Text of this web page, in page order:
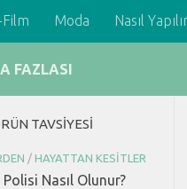
Moda Nasıl
FAZLASI
TAVSIYESI
/ HAYATTAN KESITLER
Nasıl Olunur?